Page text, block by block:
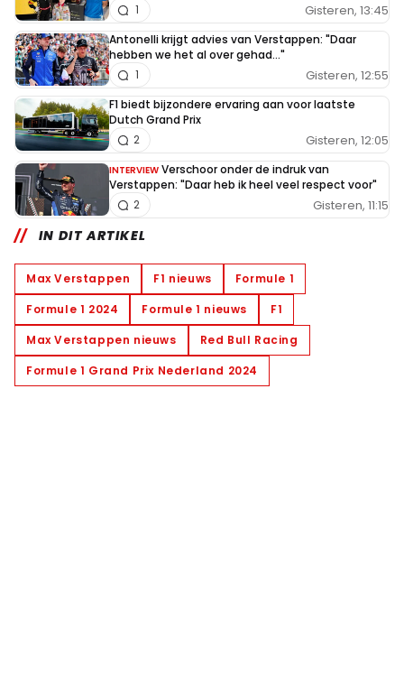
Gisteren, 13:45
1
Antonelli krijgt advies van Verstappen: "Daar
hebben we het al over gehad..."
Gisteren, 12:55
1
F1 biedt bijzondere ervaring aan voor laatste
Dutch Grand Prix
Gisteren, 12:05
2
INTERVIEW Verschoor onder de indruk van
Verstappen: "Daar heb ik heel veel respect voor"
Gisteren, 11:15
2
IN DIT ARTIKEL
Max Verstappen F1 nieuws
Formule 1
Formule 1 2024
Formule 1 nieuws
F1
Max Verstappen nieuws
Red Bull Racing
Formule 1 Grand Prix Nederland 2024